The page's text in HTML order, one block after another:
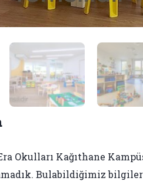
Okulları Kağıthane
Bulabildiğimiz bilgiler